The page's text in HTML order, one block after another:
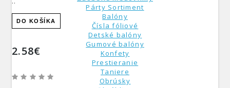
Párty Sortiment
Balóny
Čísla fóliové
Detské balóny
Gumové balóny
Konfety
Prestieranie
Taniere
Obrúsky
DO KOŠÍKA
2.58€